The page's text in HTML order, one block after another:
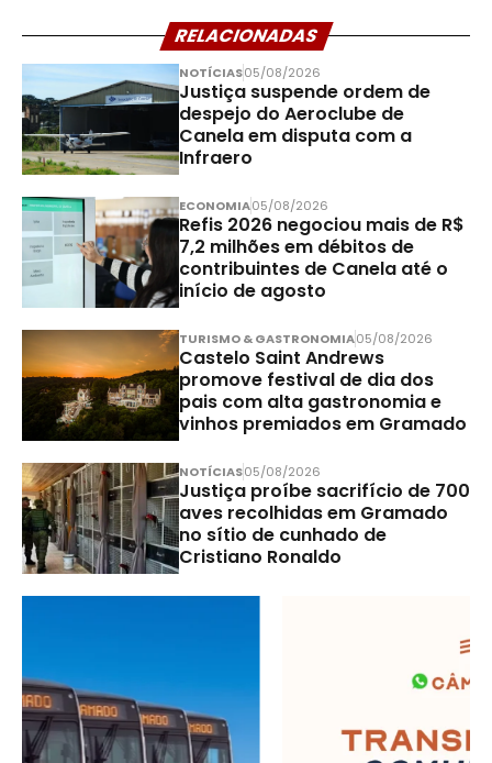
RELACIONADAS
NOTÍCIAS05/08/2026
Justiça suspende ordem de
despejo do Aeroclube de
Canela em disputa com a
Infraero
ECONOMIA05/08/2026
Refis 2026 negociou mais de R$
7,2 milhões em débitos de
contribuintes de Canela até o
início de agosto
TURISMO & GASTRONOMIA05/08/2026
Castelo Saint Andrews
promove festival de dia dos
pais com alta gastronomia e
vinhos premiados em Gramado
NOTÍCIAS05/08/2026
Justiça proíbe sacrifício de 700
aves recolhidas em Gramado
no sítio de cunhado de
Cristiano Ronaldo